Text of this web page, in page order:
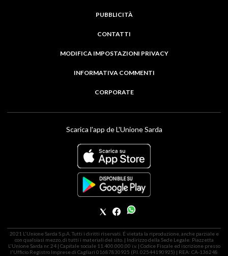
PUBBLICITÀ
CONTATTI
MODIFICA IMPOSTAZIONI PRIVACY
INFORMATIVA COMMENTI
CORPORATE
Scarica l'app de L'Unione Sarda
2021 L'Unione Sarda S.p.A. Tutti i diritti riservati. É vietata la riproduzione, anche parziale e
con qualsiasi mezzo, di tutti i materiali del sito. | Indirizzo della Sede Legale: Piazzetta
L'Unione Sarda nr. 24 | Capitale sociale 11.400.000,00 i.v. | Codice Fiscale ed iscrizione presso
l'Ufficio Registro Imprese di Cagliari 01687830925 (P.I. 02544190925) | REA: CA-136248